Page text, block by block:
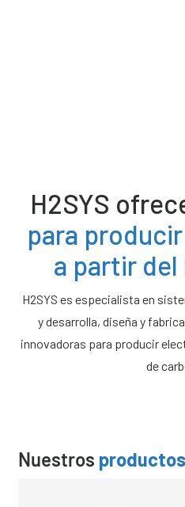
H2SYS
para
a partir
H2SYS es especialista en
y desarrolla, diseña y
innovadoras para producir
de
Nuestros